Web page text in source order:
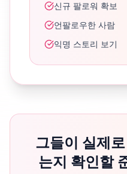
신규 팔로워 확보
언팔로우한 사람
익명 스토리 보기
그들이 실제
는지 확인할